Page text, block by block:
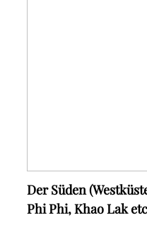
Der Süden
Phi Phi, Khao Lak